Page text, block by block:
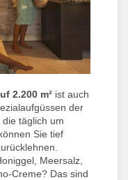
2.200 m² ist auch
der
täglich um
Sie tief
Meersalz,
Creme? Das sind